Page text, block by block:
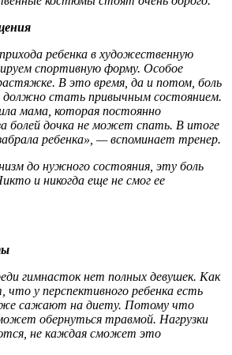
ребенка в художественную
спортивную форму. Особое
В это время, да и потом, боль
должно стать привычным состоянием.
мама, которая постоянно
болей дочка не может спать. В итоге
ребенка», — вспоминает тренер.
до нужного состояния, эту боль
и никогда еще не смог ее
гимнасток нет полных девушек. Как
что у перспективного ребенка есть
же сажают на диету. Потому что
обернуться травмой. Нагрузки
не каждая сможет это